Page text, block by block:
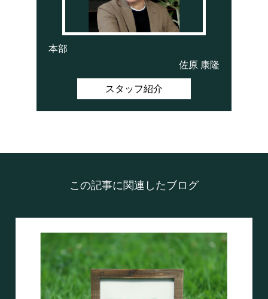
本部
佐原 康隆
スタッフ紹介
この記事に関連したブログ